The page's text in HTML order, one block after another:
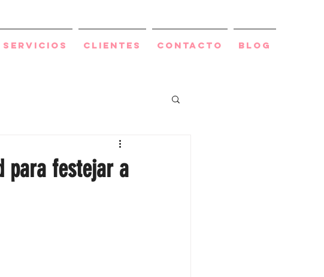
Servicios Clientes Contacto BLOG
para festejar a